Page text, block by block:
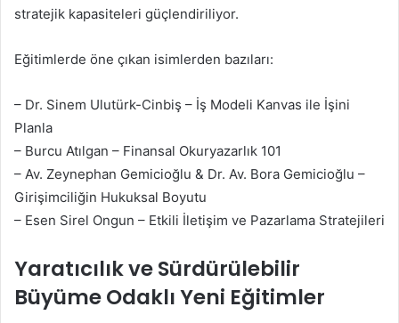
stratejik kapasiteleri güçlendiriliyor.
Eğitimlerde öne çıkan isimlerden bazıları:
– Dr. Sinem Ulutürk-Cinbiş – İş Modeli Kanvas ile İşini
Planla
– Burcu Atılgan – Finansal Okuryazarlık 101
– Av. Zeynephan Gemicioğlu & Dr. Av. Bora Gemicioğlu –
Girişimciliğin Hukuksal Boyutu
– Esen Sirel Ongun – Etkili İletişim ve Pazarlama Stratejileri
Yaratıcılık ve Sürdürülebilir
Büyüme Odaklı Yeni Eğitimler